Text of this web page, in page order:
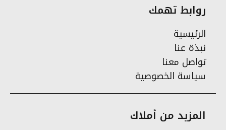
روابط تهمك
الرئيسية
نبذة عنا
تواصل معنا
سياسة الخصوصية
المزيد من أملاك